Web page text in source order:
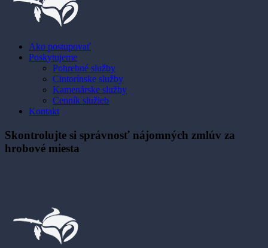
Ako postupovať
Poskytujeme
Pohrebné služby
Cintorínske služby
Kamenárske služby
Cenník služieb
Kontakt
Skontrolujte si správnosť nájomných zmlúv za
hrobové miesta